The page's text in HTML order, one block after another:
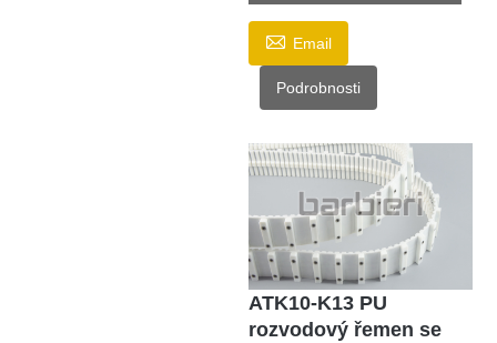
 Email
Podrobnosti
ATK10-K13 PU
rozvodový řemen se